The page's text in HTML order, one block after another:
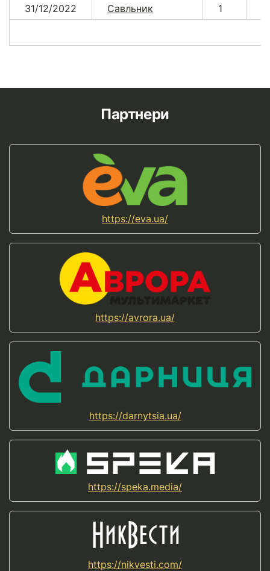
31/12/2022
Савльник 1
Партнери
https://eva.ua/
https://avrora.ua/
https://darnytsia.ua/
https://speka.media/
https://nikvesti.com/